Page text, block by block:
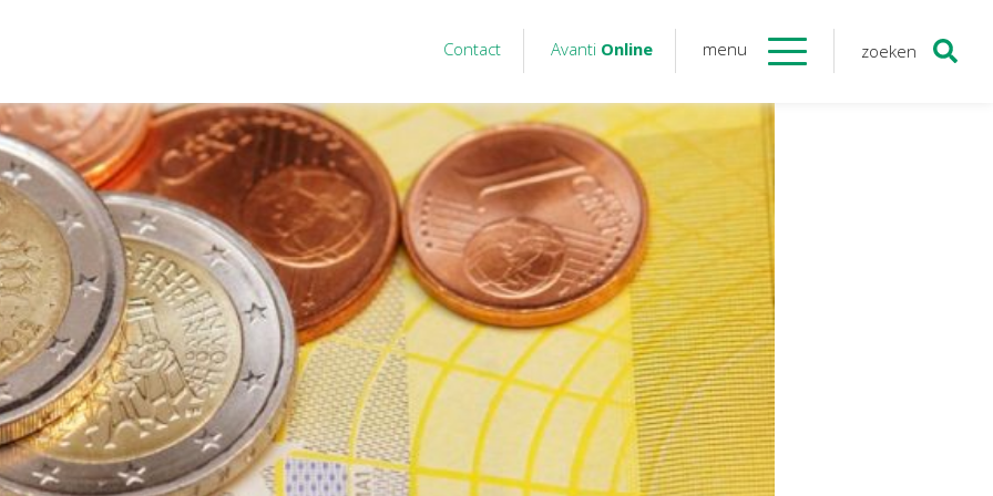
Contact Avanti Online menu zoeken
personeel
advies
Purmerend
Nieuws&informatie
Nieuwsbrief
Nieuwsoverzicht
Handige links
Downloads
Contact
AvantiOnline
Twinfield – Boekhouden
BaseCone – Facturen
Visionplanner – Rapportage
Klantenportaal – Online dossiers
Online Salaris – Salarissen
Nextens-Accorderen aangiften